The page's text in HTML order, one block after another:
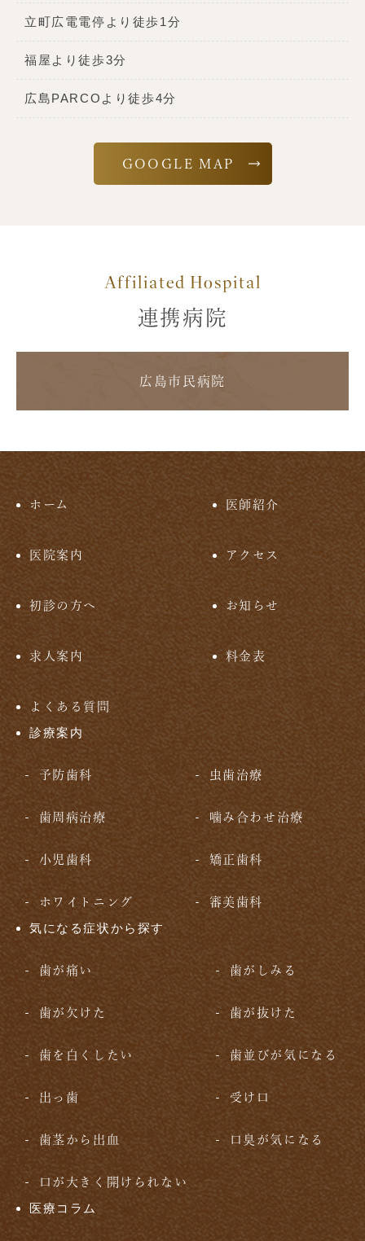
立町広電電停より徒歩1分
福屋より徒歩3分
広島PARCOより徒歩4分
GOOGLE MAP
Affiliated Hospital
連携病院
広島市民病院
ホーム 医師紹介
医院案内 アクセス
初診の方へ お知らせ
求人案内 料金表
よくある質問
診療案内
予防歯科 虫歯治療
歯周病治療 噛み合わせ治療
小児歯科 矯正歯科
ホワイトニング 審美歯科
気になる症状から探す
歯が痛い 歯がしみる
歯が欠けた 歯が抜けた
歯を白くしたい 歯並びが気になる
出っ歯 受け口
歯茎から出血 口臭が気になる
口が大きく開けられない
医療コラム